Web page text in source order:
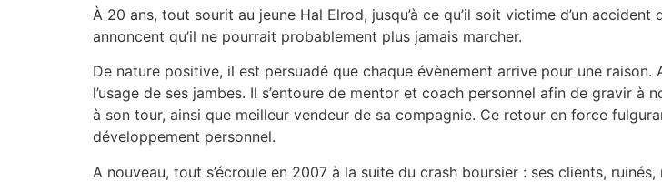
À 20 ans, tout sourit au jeune Hal Elrod, jusqu’à ce qu’il soit victime d’un
annoncent qu’il ne pourrait probablement plus jamais marcher.
De nature positive, il est persuadé que chaque évènement arrive pour une
l’usage de ses jambes. Il s’entoure de mentor et coach personnel afin de gravir
à son tour, ainsi que meilleur vendeur de sa compagnie. Ce retour en force
développement personnel.
A nouveau, tout s’écroule en 2007 à la suite du crash boursier : ses clients,